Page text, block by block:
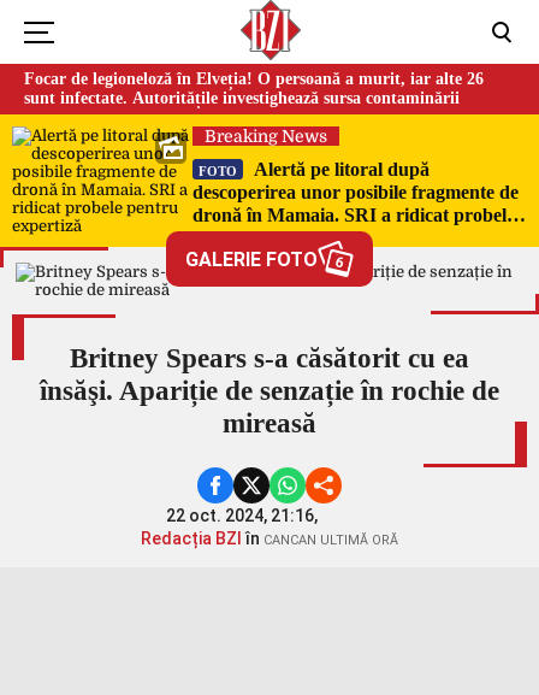
Focar de legioneloză în Elveția! O persoană a murit, iar alte 26
sunt infectate. Autoritățile investighează sursa contaminării
Breaking News
FOTO
Alertă pe litoral după
descoperirea unor posibile fragmente de
dronă în Mamaia. SRI a ridicat probele
pentru expertiză
GALERIE FOTO 6
Britney Spears s-a căsătorit cu ea
însăşi. Apariție de senzație în rochie de
mireasă
22 oct. 2024, 21:16,
Redacția BZI în CANCAN ULTIMĂ ORĂ